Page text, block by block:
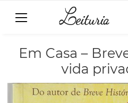
Em Casa –
vida